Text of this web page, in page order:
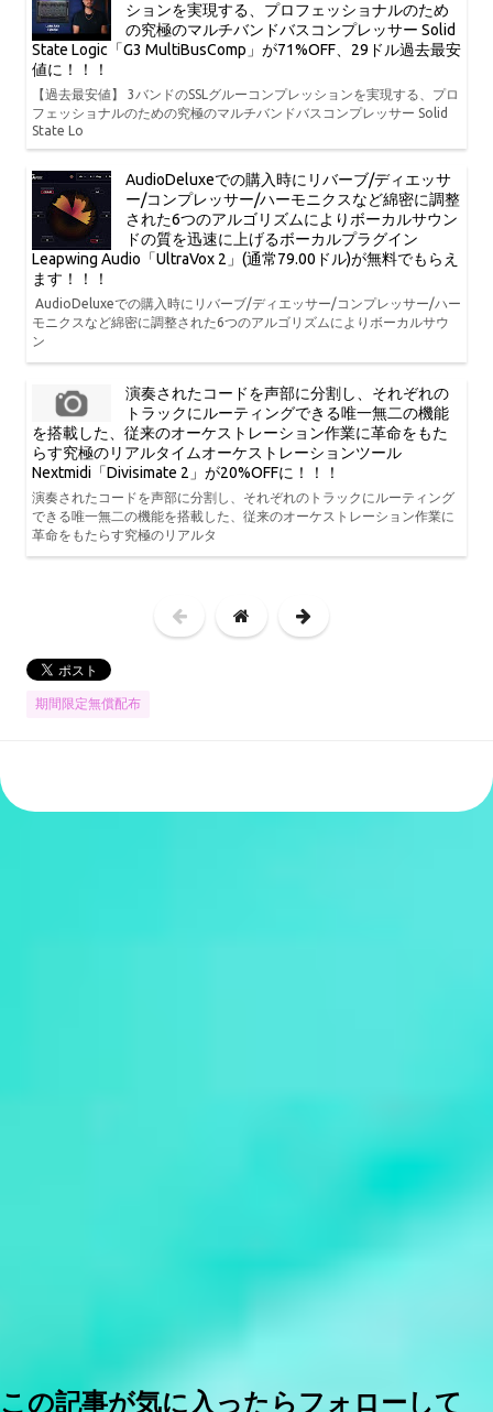
ションを実現する、プロフェッショナルのため
の究極のマルチバンドバスコンプレッサー Solid
State Logic「G3 MultiBusComp」が71%OFF、29ドル過去最安
値に！！！
【過去最安値】 3バンドのSSLグルーコンプレッションを実現する、プロ
フェッショナルのための究極のマルチバンドバスコンプレッサー Solid
State Lo
AudioDeluxeでの購入時にリバーブ/ディエッサ
ー/コンプレッサー/ハーモニクスなど綿密に調整
された6つのアルゴリズムによりボーカルサウン
ドの質を迅速に上げるボーカルプラグイン
Leapwing Audio「UltraVox 2」(通常79.00ドル)が無料でもらえ
ます！！！
AudioDeluxeでの購入時にリバーブ/ディエッサー/コンプレッサー/ハー
モニクスなど綿密に調整された6つのアルゴリズムによりボーカルサウ
ン
演奏されたコードを声部に分割し、それぞれの
トラックにルーティングできる唯一無二の機能
を搭載した、従来のオーケストレーション作業に革命をもた
らす究極のリアルタイムオーケストレーションツール
Nextmidi「Divisimate 2」が20%OFFに！！！
演奏されたコードを声部に分割し、それぞれのトラックにルーティング
できる唯一無二の機能を搭載した、従来のオーケストレーション作業に
革命をもたらす究極のリアルタ
期間限定無償配布
この記事が気に入ったらフォローして